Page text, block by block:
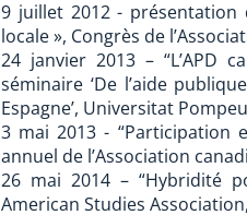
9 juillet 2012 - présentation
locale », Congrès de
24 janvier 2013 – “L’APD
séminaire ‘De l’aide
Espagne’, Universitat
3 mai 2013 - “Participation
annuel de l’Association
26 mai 2014 – “Hybridité
American Studies